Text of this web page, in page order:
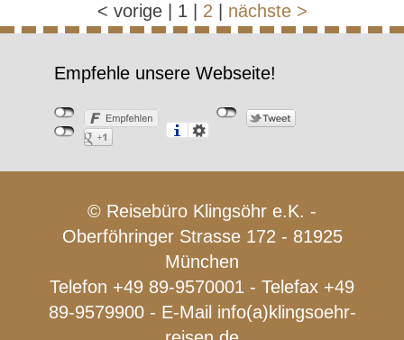
< vorige 1 2 nächste >
Empfehle unsere Webseite!
© Reisebüro Klingsöhr e.K. -
Oberföhringer Strasse 172 - 81925
München
Telefon +49 89-9570001 - Telefax +49
89-9579900 - E-Mail info(a)klingsoehr-